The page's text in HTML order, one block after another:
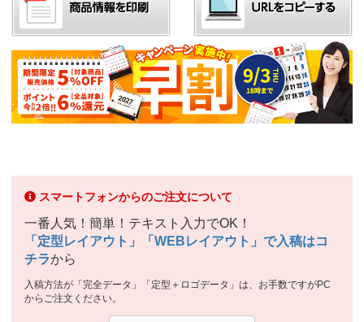
スマートフォンからのご注文について
一番人気！簡単！テキスト入力でOK！
「定型レイアウト」「WEBレイアウト」で入稿はコ
チラから
入稿方法が「完全データ」「定型＋ロゴデータ」は、お手数ですがPC
からご注文ください。